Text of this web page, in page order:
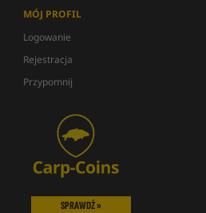
MÓJ PROFIL
Logowanie
Rejestracja
Przypomnij
SPRAWDŹ »